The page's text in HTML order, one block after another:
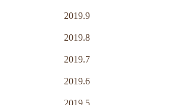
2019.9
2019.8
2019.7
2019.6